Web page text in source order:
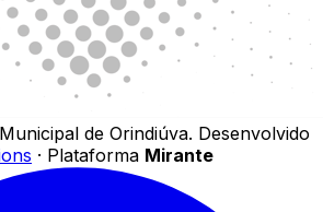
de Orindiúva. Desenvolvido
· Plataforma Mirante